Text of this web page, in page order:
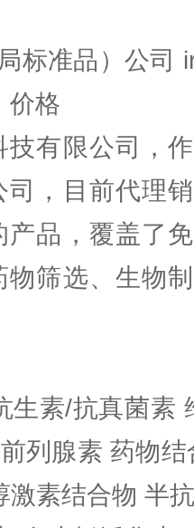
标准品）公司
价格
技有限公司，
司，目前代理
产品，覆盖了
物筛选、生物
生素/抗真菌素
列腺素 药物
激素结合物 半